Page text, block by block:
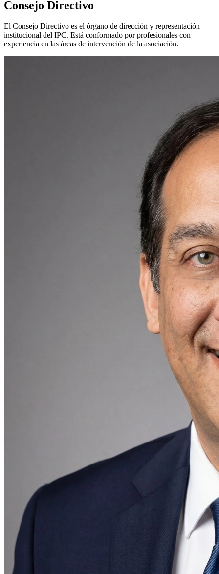
Consejo Directivo
El Consejo Directivo es el órgano de dirección y representación
institucional del IPC. Está conformado por profesionales con
experiencia en las áreas de intervención de la asociación.